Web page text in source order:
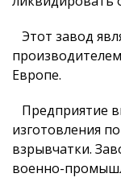
Этот завод
Европе.
Предприятие
изготовления
взрывчатки.
военно-